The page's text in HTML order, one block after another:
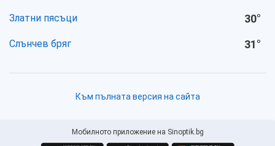
Златни пясъци 30°
Слънчев бряг 31°
Към пълната версия на сайта
Мобилното приложение на Sinoptik.bg